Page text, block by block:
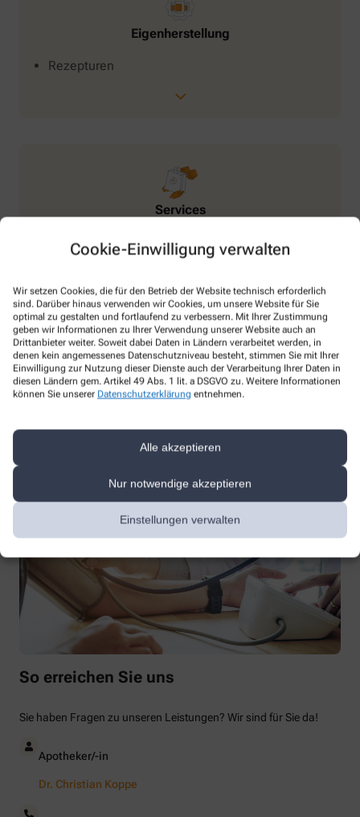
Cookie-Einwilligung verwalten
Wir setzen Cookies, die für den Betrieb der Website technisch erforderlich
sind. Darüber hinaus verwenden wir Cookies, um unsere Website für Sie
optimal zu gestalten und fortlaufend zu verbessern. Mit Ihrer Zustimmung
geben wir Informationen zu Ihrer Verwendung unserer Website auch an
Drittanbieter weiter. Soweit dabei Daten in Ländern verarbeitet werden, in
denen kein angemessenes Datenschutzniveau besteht, stimmen Sie mit Ihrer
Einwilligung zur Nutzung dieser Dienste auch der Verarbeitung Ihrer Daten in
diesen Ländern gem. Artikel 49 Abs. 1 lit. a DSGVO zu. Weitere Informationen
können Sie unserer Datenschutzerklärung entnehmen.
Alle akzeptieren
Nur notwendige akzeptieren
Einstellungen verwalten
Eigenherstellung
Rezepturen
Services
Botendienst
Medikationsanalyse
Verleih
Pflegehilfsmittel
So erreichen Sie uns
Sie haben Fragen zu unseren Leistungen? Wir sind für Sie da!
Apotheker/-in
Dr. Christian Koppe